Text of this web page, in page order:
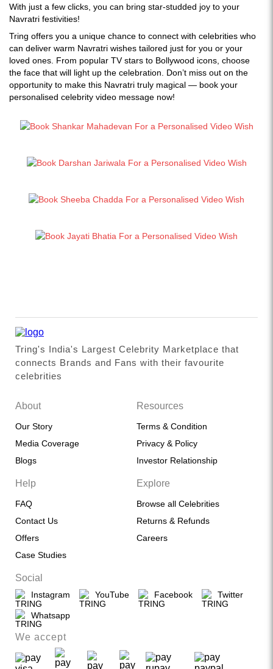
With just a few clicks, you can bring star-studded joy to your
Navratri festivities!
Tring offers you a unique chance to connect with celebrities who
can deliver warm Navratri wishes tailored just for you or your
loved ones. From popular TV stars to Bollywood icons, choose
the face that will light up the celebration. Don’t miss out on the
opportunity to make this Navratri truly magical — book your
personalised celebrity video message now!
Tring's India's Largest Celebrity Marketplace that
connects Brands and Fans with their favourite
celebrities
About
Our Story
Media Coverage
Blogs
Resources
Terms & Condition
Privacy & Policy
Investor Relationship
Help
FAQ
Contact Us
Offers
Case Studies
Explore
Browse all Celebrities
Returns & Refunds
Careers
Social
Instagram YouTube Facebook Twitter
Whatsapp
We accept